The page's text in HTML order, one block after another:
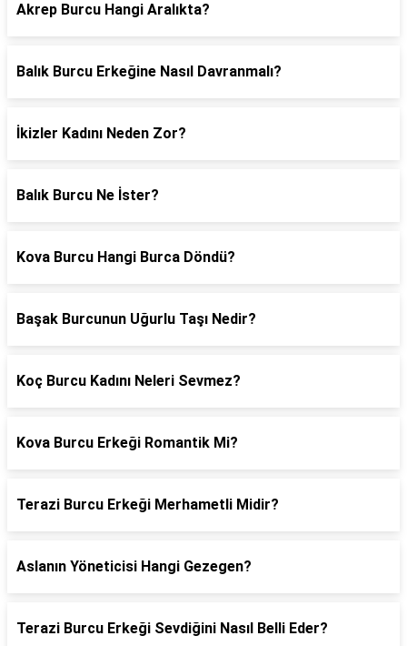
Akrep Burcu Hangi Aralıkta?
Balık Burcu Erkeğine Nasıl Davranmalı?
İkizler Kadını Neden Zor?
Balık Burcu Ne İster?
Kova Burcu Hangi Burca Döndü?
Başak Burcunun Uğurlu Taşı Nedir?
Koç Burcu Kadını Neleri Sevmez?
Kova Burcu Erkeği Romantik Mi?
Terazi Burcu Erkeği Merhametli Midir?
Aslanın Yöneticisi Hangi Gezegen?
Terazi Burcu Erkeği Sevdiğini Nasıl Belli Eder?